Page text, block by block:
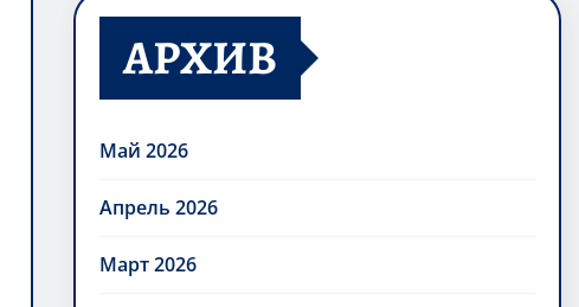
АРХИВ
Май 2026
Апрель 2026
Март 2026